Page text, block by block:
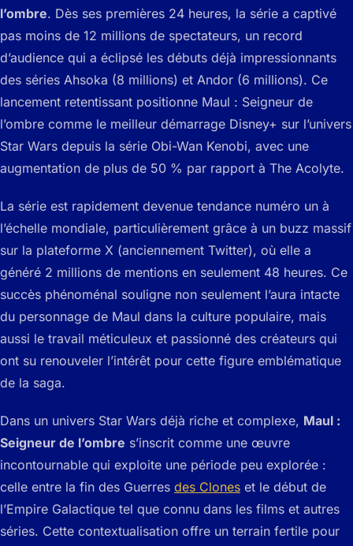
l’ombre. Dès ses premières 24 heures, la série a captivé
pas moins de 12 millions de spectateurs, un record
d’audience qui a éclipsé les débuts déjà impressionnants
des séries Ahsoka (8 millions) et Andor (6 millions). Ce
lancement retentissant positionne Maul : Seigneur de
l’ombre comme le meilleur démarrage Disney+ sur l’univers
Star Wars depuis la série Obi-Wan Kenobi, avec une
augmentation de plus de 50 % par rapport à The Acolyte.
La série est rapidement devenue tendance numéro un à
l’échelle mondiale, particulièrement grâce à un buzz massif
sur la plateforme X (anciennement Twitter), où elle a
généré 2 millions de mentions en seulement 48 heures. Ce
succès phénoménal souligne non seulement l’aura intacte
du personnage de Maul dans la culture populaire, mais
aussi le travail méticuleux et passionné des créateurs qui
ont su renouveler l’intérêt pour cette figure emblématique
de la saga.
Dans un univers Star Wars déjà riche et complexe, Maul :
Seigneur de l’ombre s’inscrit comme une œuvre
incontournable qui exploite une période peu explorée :
celle entre la fin des Guerres des Clones et le début de
l’Empire Galactique tel que connu dans les films et autres
séries. Cette contextualisation offre un terrain fertile pour